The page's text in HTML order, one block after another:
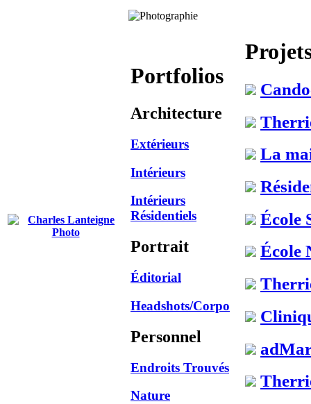
Portfolios
Architecture
Extérieurs
Intérieurs
Intérieurs
Résidentiels
Portrait
Éditorial
Headshots/Corpo
Personnel
Endroits Trouvés
Nature
La
École
École